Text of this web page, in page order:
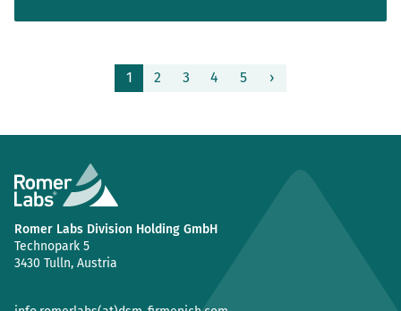
Pagina
1 2 3 4 5 ›
Romer Labs Division Holding GmbH
Technopark 5
3430 Tulln, Austria